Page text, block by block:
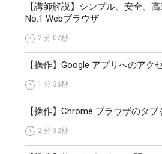
【講師解説】シンプル、安全、
No.1 Webブラウザ
2 分 07秒
【操作】Google アプリへのアク
1 分 36秒
【操作】Chrome ブラウザのタ
2 分 32秒
それまでは Excel ファイルを複数
繰り返していましたが、
メンバー全員でクラウド上の1つの
編集することで、作業時間を短縮
現しました。
次に、Chromebook の導入後、デ
規事業を展開した企業の事例を紹
アメリカのヘルスケア企業では、数
Chromebook を導入し、患者と医
ラットフォームを提供しました。
患者が、診察後すぐに医療機関に